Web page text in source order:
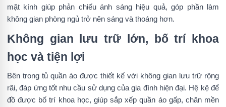
mặt kính giúp phản chiếu ánh sáng hiệu quả, góp phần làm
không gian phòng ngủ trở nên sáng và thoáng hơn.
Không gian lưu trữ lớn, bố trí khoa
học và tiện lợi
Bên trong tủ quần áo được thiết kế với không gian lưu trữ rộng
rãi, đáp ứng tốt nhu cầu sử dụng của gia đình hiện đại. Hệ kệ để
đồ được bố trí khoa học, giúp sắp xếp quần áo gấp, chăn mền